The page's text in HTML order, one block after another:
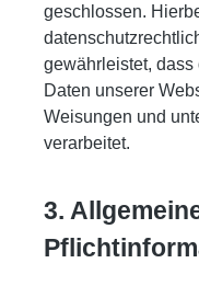
geschlossen.
gewährleistet,
Daten unserer
Weisungen und
verarbeitet.
3.